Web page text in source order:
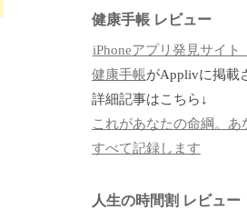
健康手帳 レビュー
iPhoneアプリ発見サイト
健康手帳がApplivに掲載
詳細記事はこちら↓
これがあなたの命綱。あ
すべて記録します
人生の時間割 レビュー